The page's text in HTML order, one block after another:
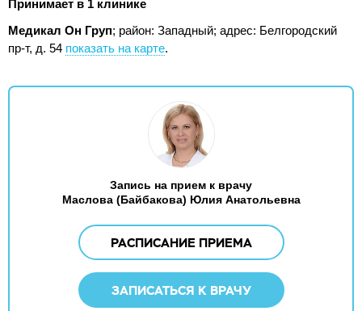
Принимает в 1 клинике
Медикал Он Груп; район: Западный; адрес: Белгородский
пр-т, д. 54 показать на карте.
Запись на прием к врачу
Маслова (Байбакова) Юлия Анатольевна
РАСПИСАНИЕ ПРИЕМА
ЗАПИСАТЬСЯ К ВРАЧУ